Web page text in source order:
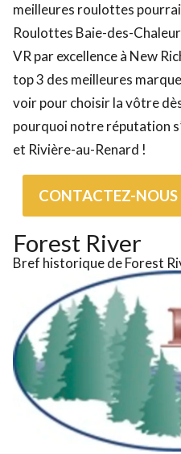
meilleures roulottes
Roulottes Baie-des-
VR par excellence à New
top 3 des meilleures
voir pour choisir la vôtre
pourquoi notre réputation
et Rivière-au-Renard !
CONTACTEZ-
Forest River
Bref historique de Forest